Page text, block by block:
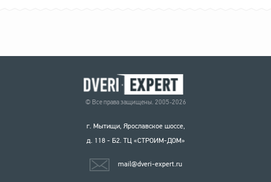
© Все права защищены. 2005-2026
г. Мытищи, Ярославское шоссе,
д. 118 - Б2. ТЦ «СТРОИМ-ДОМ»
mail@dveri-expert.ru